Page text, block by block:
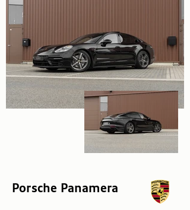
Porsche Panamera